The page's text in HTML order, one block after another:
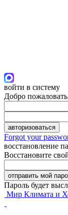
войти в систему
Добро
Forgot your
восстановление
Восстановите
Пароль будет
Мир Климата и